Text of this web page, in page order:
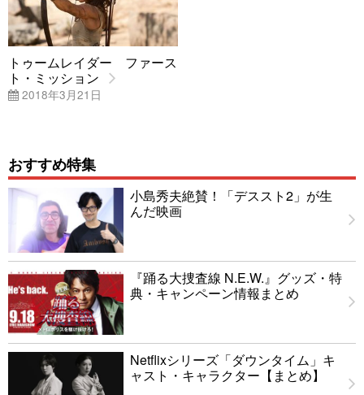
トゥームレイダー ファース
ト・ミッション
2018年3月21日
おすすめ特集
小島秀夫絶賛！「デススト2」が生
んだ映画
『踊る大捜査線 N.E.W.』グッズ・特
典・キャンペーン情報まとめ
Netflixシリーズ「ダウンタイム」キ
ャスト・キャラクター【まとめ】